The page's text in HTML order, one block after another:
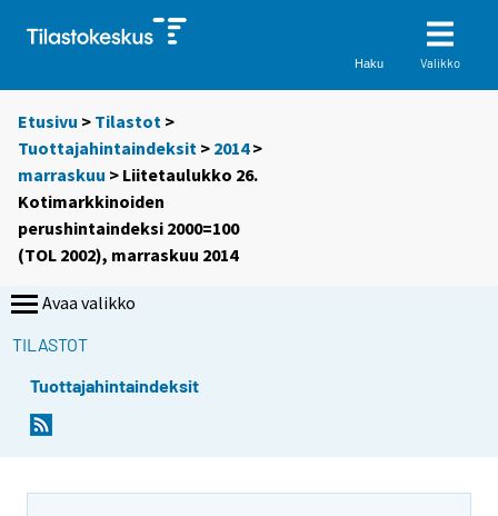
Haku Valikko
Etusivu > Tilastot >
Tuottajahintaindeksit > 2014>
marraskuu > Liitetaulukko 26.
Kotimarkkinoiden
perushintaindeksi 2000=100
(TOL 2002), marraskuu 2014
Avaa valikko
TILASTOT
Tuottajahintaindeksit